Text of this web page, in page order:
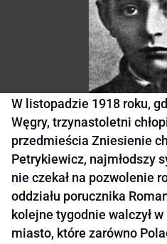
W listopadzie 1918 roku,
Węgry, trzynastoletni
przedmieścia Zniesienie
Petrykiewicz, najmłodszy
nie czekał na pozwolenie
oddziału porucznika
kolejne tygodnie walczył
miasto, które zarówno